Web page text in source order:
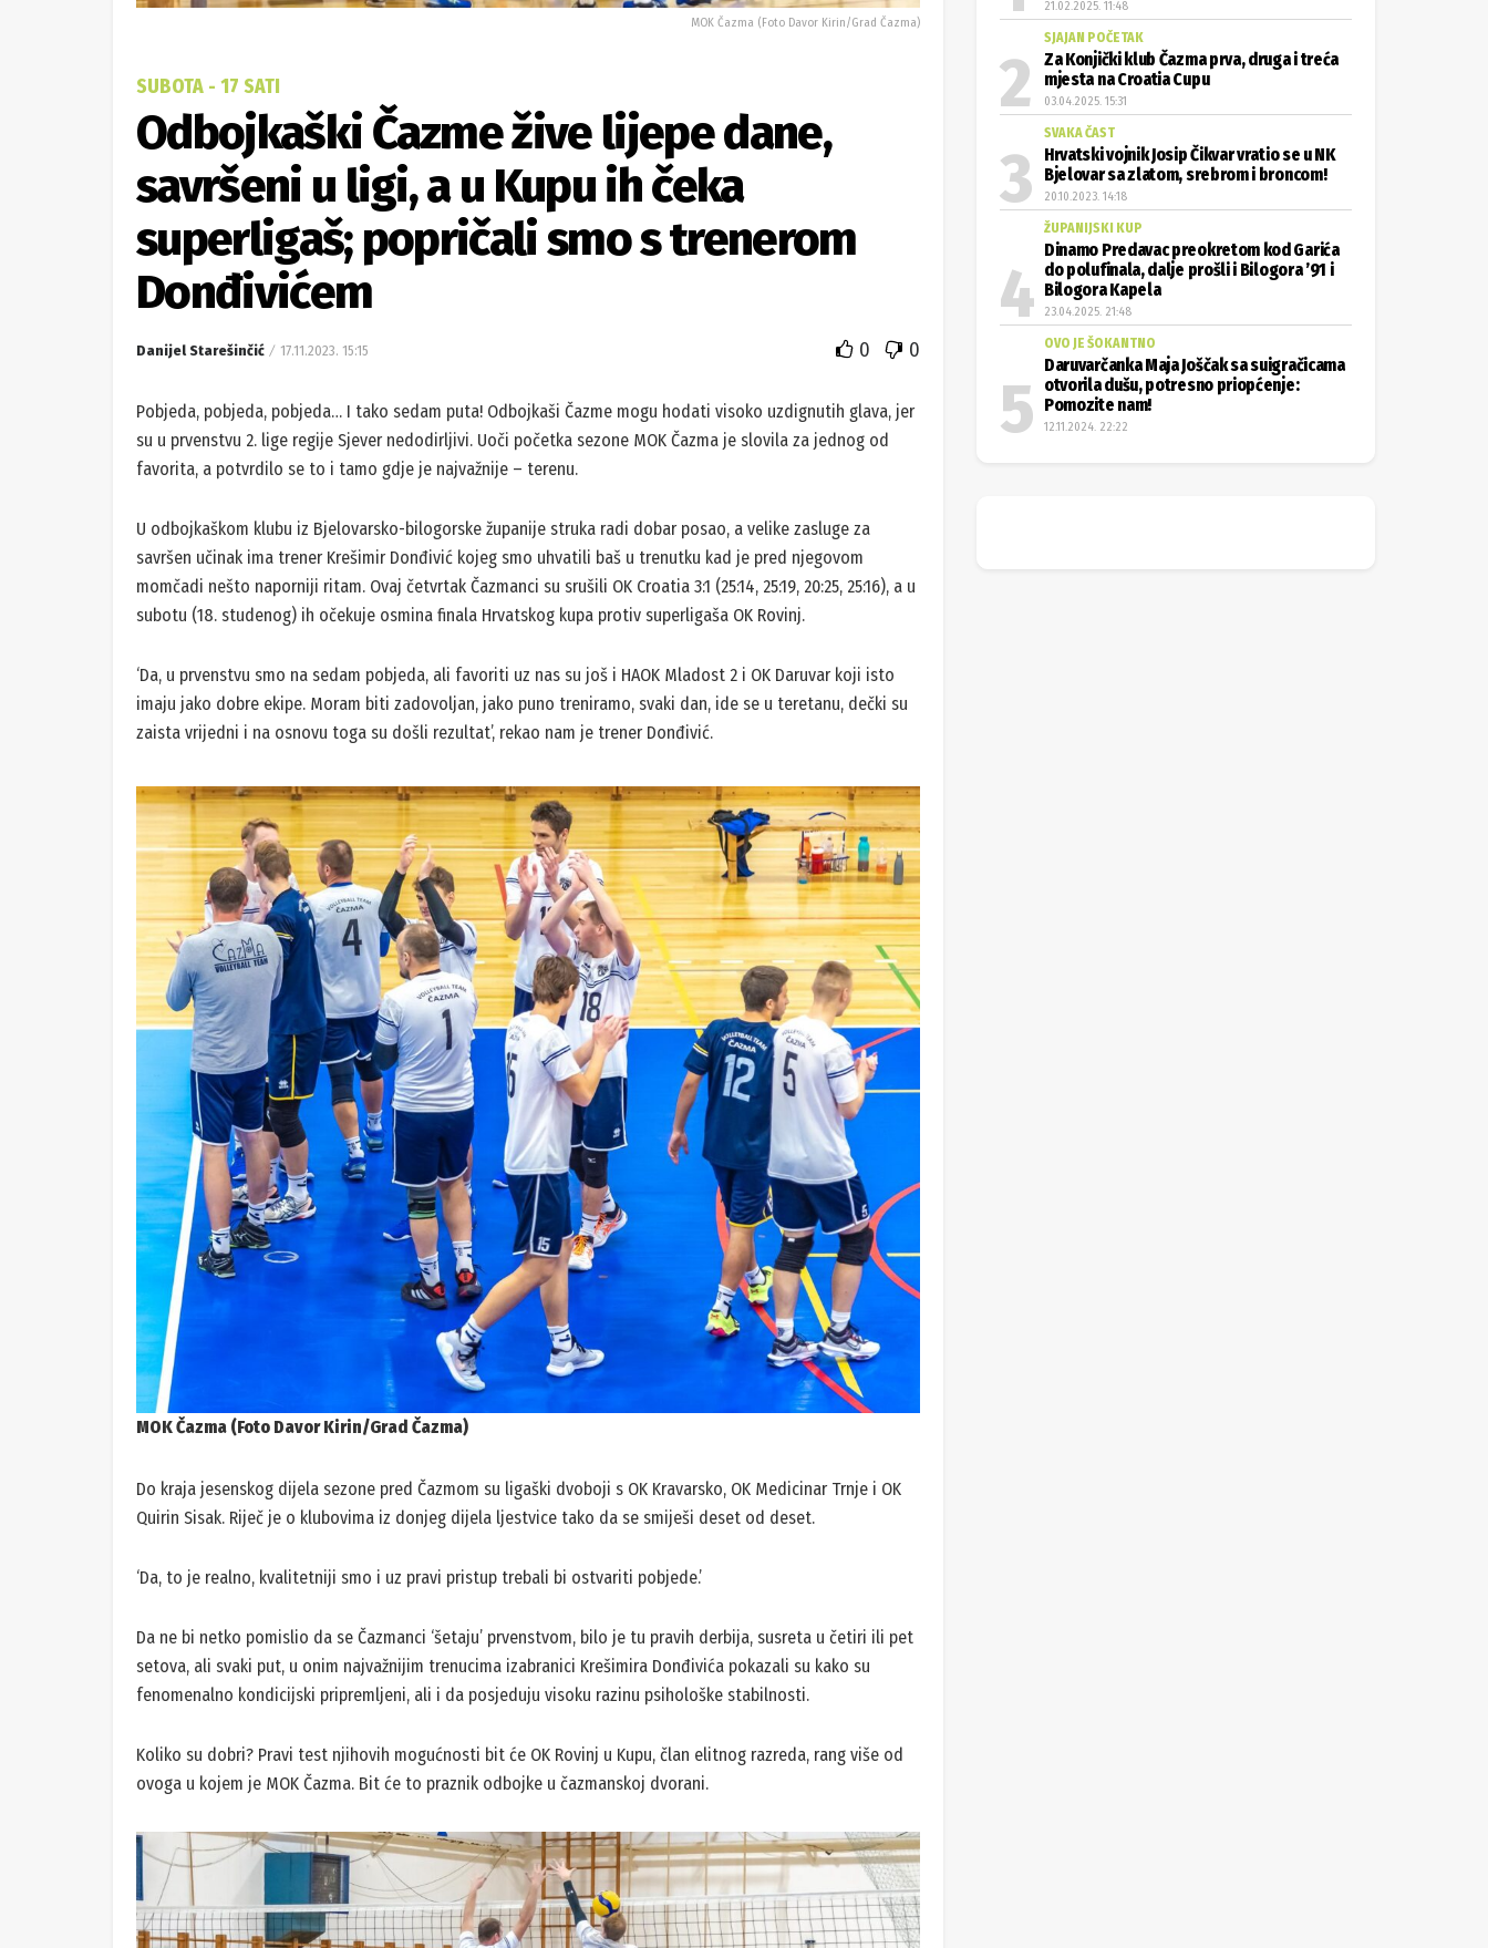
MOK Čazma (Foto Davor Kirin/Grad Čazma)
SUBOTA - 17 SATI
Odbojkaški Čazme žive lijepe dane,
savršeni u ligi, a u Kupu ih čeka
superligaš; popričali smo s trenerom
Donđivićem
Danijel Starešinčić 17.11.2023. 15:15 0 0
Pobjeda, pobjeda, pobjeda… I tako sedam puta! Odbojkaši Čazme mogu hodati visoko uzdignutih glava, jer
su u prvenstvu 2. lige regije Sjever nedodirljivi. Uoči početka sezone MOK Čazma je slovila za jednog od
favorita, a potvrdilo se to i tamo gdje je najvažnije – terenu.
U odbojkaškom klubu iz Bjelovarsko-bilogorske županije struka radi dobar posao, a velike zasluge za
savršen učinak ima trener Krešimir Donđivić kojeg smo uhvatili baš u trenutku kad je pred njegovom
momčadi nešto naporniji ritam. Ovaj četvrtak Čazmanci su srušili OK Croatia 3:1 (25:14, 25:19, 20:25, 25:16), a u
subotu (18. studenog) ih očekuje osmina finala Hrvatskog kupa protiv superligaša OK Rovinj.
‘Da, u prvenstvu smo na sedam pobjeda, ali favoriti uz nas su još i HAOK Mladost 2 i OK Daruvar koji isto
imaju jako dobre ekipe. Moram biti zadovoljan, jako puno treniramo, svaki dan, ide se u teretanu, dečki su
zaista vrijedni i na osnovu toga su došli rezultat’, rekao nam je trener Donđivić.
MOK Čazma (Foto Davor Kirin/Grad Čazma)
Do kraja jesenskog dijela sezone pred Čazmom su ligaški dvoboji s OK Kravarsko, OK Medicinar Trnje i OK
Quirin Sisak. Riječ je o klubovima iz donjeg dijela ljestvice tako da se smiješi deset od deset.
‘Da, to je realno, kvalitetniji smo i uz pravi pristup trebali bi ostvariti pobjede.’
Da ne bi netko pomislio da se Čazmanci ‘šetaju’ prvenstvom, bilo je tu pravih derbija, susreta u četiri ili pet
setova, ali svaki put, u onim najvažnijim trenucima izabranici Krešimira Donđivića pokazali su kako su
fenomenalno kondicijski pripremljeni, ali i da posjeduju visoku razinu psihološke stabilnosti.
Koliko su dobri? Pravi test njihovih mogućnosti bit će OK Rovinj u Kupu, član elitnog razreda, rang više od
ovoga u kojem je MOK Čazma. Bit će to praznik odbojke u čazmanskoj dvorani.
21.02.2025. 11:48
SJAJAN POČETAK
Za Konjički klub Čazma prva, druga i treća
mjesta na Croatia Cupu
03.04.2025. 15:31
SVAKA ČAST
Hrvatski vojnik Josip Čikvar vratio se u NK
Bjelovar sa zlatom, srebrom i broncom!
20.10.2023. 14:18
ŽUPANIJSKI KUP
Dinamo Predavac preokretom kod Garića
do polufinala, dalje prošli i Bilogora ’91 i
Bilogora Kapela
23.04.2025. 21:48
OVO JE ŠOKANTNO
Daruvarčanka Maja Joščak sa suigračicama
otvorila dušu, potresno priopćenje:
Pomozite nam!
12.11.2024. 22:22